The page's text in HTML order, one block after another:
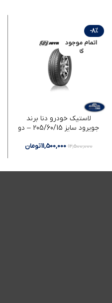
-8%
اتمام موجود
ی
لاستیک خودرو دنا برند
جویرود سایز 205/60/15 – دو
12,500,000
11,500,000تومان